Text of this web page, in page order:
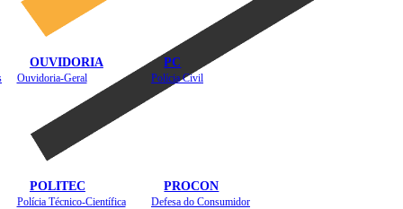
OUVIDORIA
Ouvidoria-Geral
PC
Polícia Civil
POLITEC
Polícia Técnico-Científica
PROCON
Defesa do Consumidor